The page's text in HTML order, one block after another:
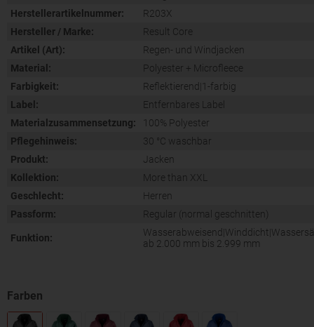
Herstellerartikelnummer:
R203X
Hersteller / Marke:
Result Core
Artikel (Art):
Regen- und Windjacken
Material:
Polyester + Microfleece
Farbigkeit:
Reflektierend|1-farbig
Label:
Entfernbares Label
Materialzusammensetzung:
100% Polyester
Pflegehinweis:
30 °C waschbar
Produkt:
Jacken
Kollektion:
More than XXL
Geschlecht:
Herren
Passform:
Regular (normal geschnitten)
Funktion:
ab 2.000 mm bis 2.999 mm